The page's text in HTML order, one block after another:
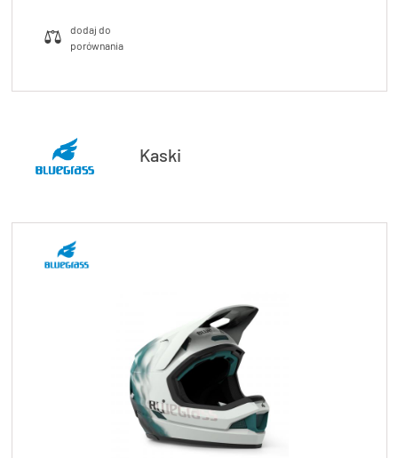
Kaski